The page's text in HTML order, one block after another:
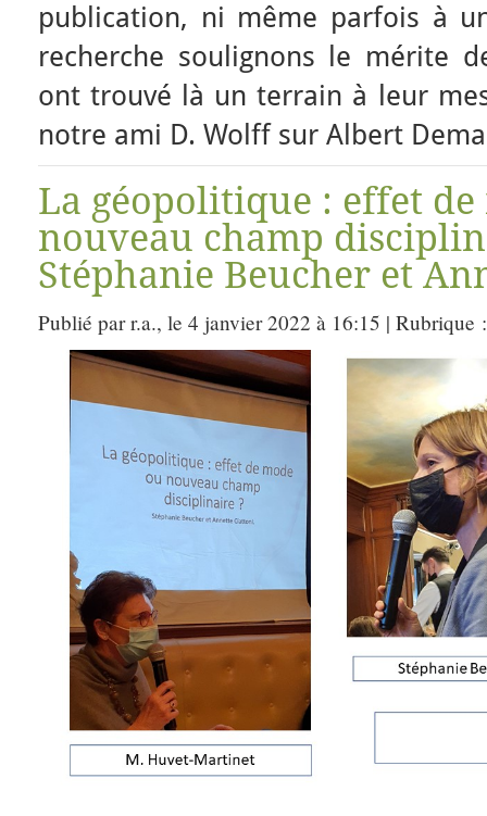
publication, ni même parfois à
recherche soulignons le mérite
ont trouvé là un terrain à leur
notre ami D. Wolff sur Albert
La géopolitique : effet de
nouveau champ
Stéphanie Beucher et
Publié par r.a., le 4 janvier 2022 à 16:15 | Rubrique